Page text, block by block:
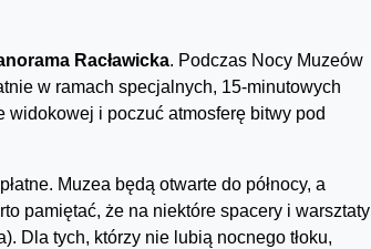
Racławicka. Podczas Nocy Muzeów
w ramach specjalnych, 15-minutowych
widokowej i poczuć atmosferę bitwy pod
Muzea będą otwarte do północy, a
pamiętać, że na niektóre spacery i warsztaty
Dla tych, którzy nie lubią nocnego tłoku,